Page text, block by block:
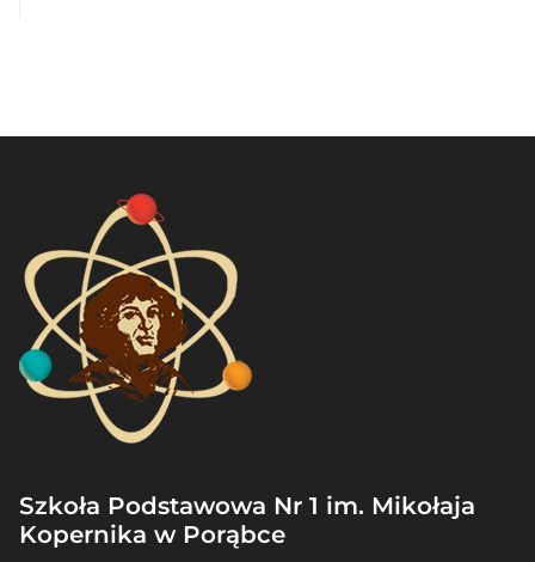
Szkoła Podstawowa Nr 1 im. Mikołaja
Kopernika w Porąbce